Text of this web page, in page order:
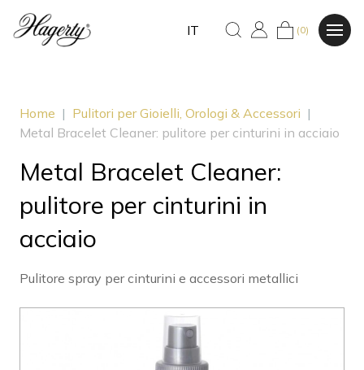
IT (0)
Home | Pulitori per Gioielli, Orologi & Accessori |
Metal Bracelet Cleaner: pulitore per cinturini in acciaio
Metal Bracelet Cleaner:
pulitore per cinturini in
acciaio
Pulitore spray per cinturini e accessori metallici